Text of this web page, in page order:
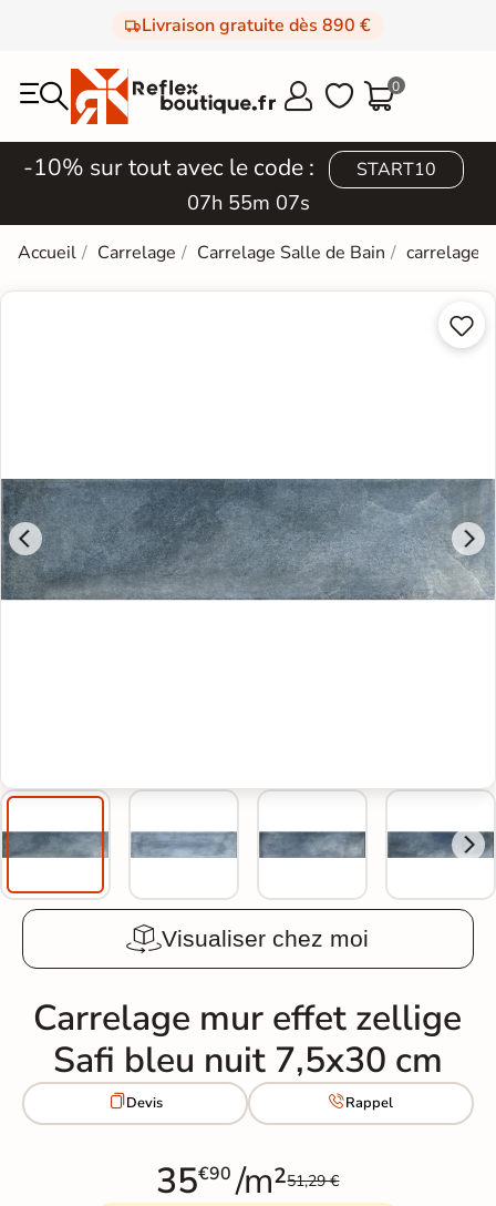
Livraison gratuite dès 890 €
  0
-10% sur tout avec le code : START10
07h 55m 06s
Accueil Carrelage Carrelage Salle de Bain carrelage


Visualiser chez moi
Carrelage mur effet zellige
Safi bleu nuit 7,5x30 cm
Devis Rappel
35€90 /m²51,29 €